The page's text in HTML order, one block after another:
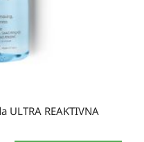
ULTRA REAKTIVNA
Ovaj